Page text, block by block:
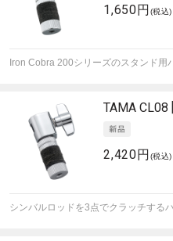
1,650円 (税込)
Iron Cobra 200シリーズのスタンド用
TAMA CL08
2,420円 (税込)
シンバルロッドを3点でクラッチする